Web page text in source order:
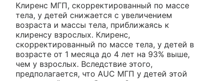
Клиренс МГП, скорректированный по массе
тела, у детей снижается с увеличением
возраста и массы тела, приближаясь к
клиренсу взрослых. Клиренс,
скорректированный по массе тела, у детей в
возрасте от 1 месяца до 4 лет на 93% выше,
чем у взрослых. Вследствие этого,
предполагается, что AUC МГП у детей этой